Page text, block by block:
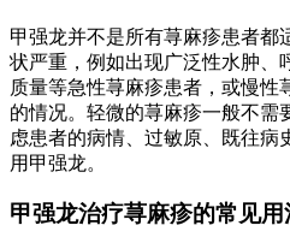
甲强龙并不是所有荨麻疹患者都
状严重，例如出现广泛性水肿、
质量等急性荨麻疹患者，或慢性
的情况。轻微的荨麻疹一般不需
虑患者的病情、过敏原、既往病
用甲强龙。
甲强龙治疗荨麻疹的常见用